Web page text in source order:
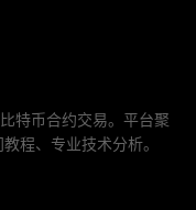
特币合约交易。平台聚
程、专业技术分析。